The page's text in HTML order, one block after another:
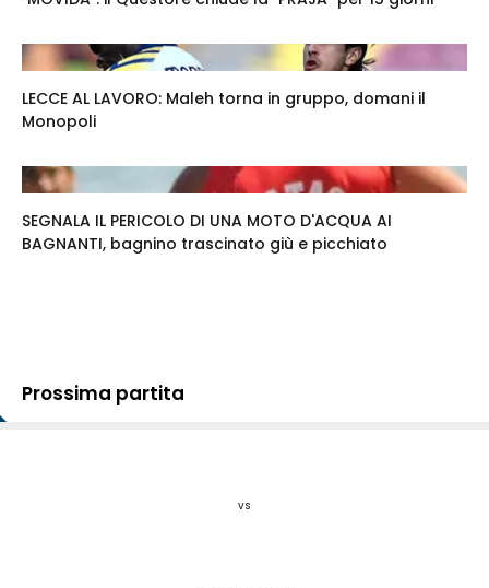
LECCE AL LAVORO: Maleh torna in gruppo, domani il
Monopoli
SEGNALA IL PERICOLO DI UNA MOTO D'ACQUA AI
BAGNANTI, bagnino trascinato giù e picchiato
Prossima partita
vs